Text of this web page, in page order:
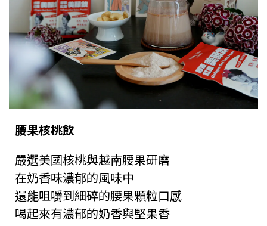
腰果核桃飲
嚴選美國核桃與越南腰果研磨
在奶香味濃郁的風味中
還能咀嚼到細碎的腰果顆粒口感
喝起來有濃郁的奶香與堅果香